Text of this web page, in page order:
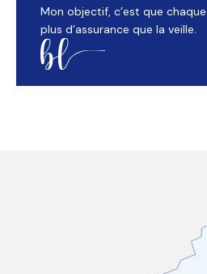
Mon objectif, c’est que
plus d’assurance que la veille.